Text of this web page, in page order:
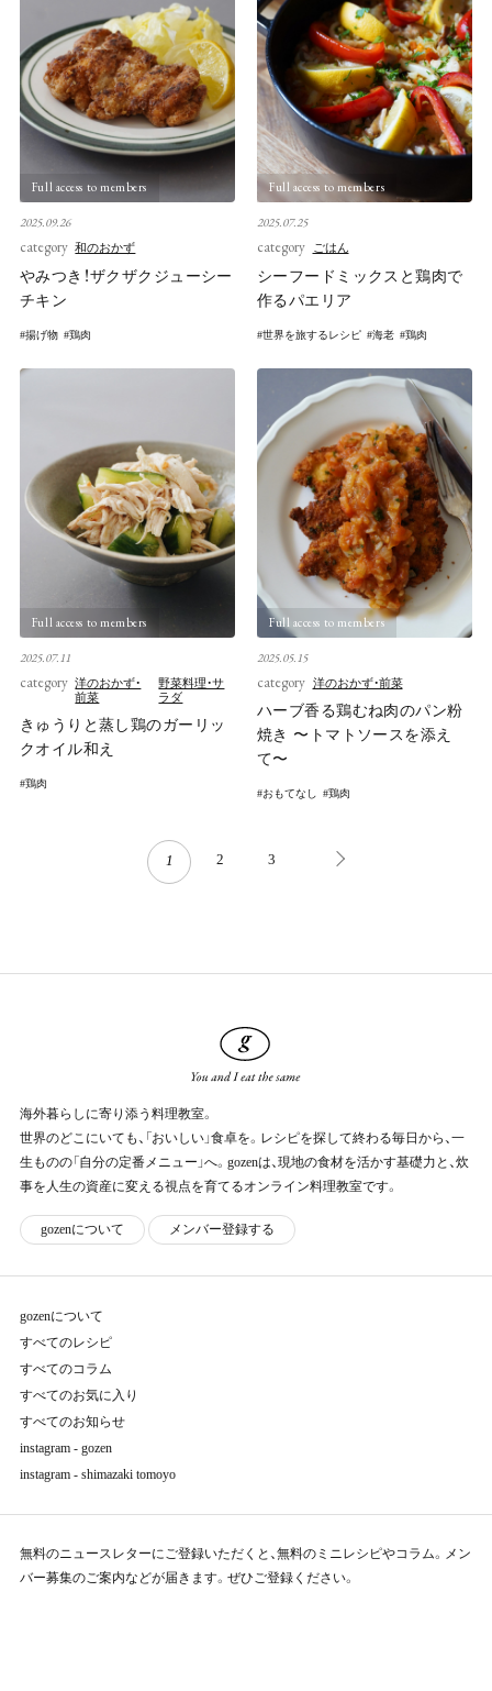
Full access to members
2025.09.26
category 和のおかず
やみつき！ザクザクジューシー
チキン
揚げ物 鶏肉
Full access to members
2025.07.25
category ごはん
シーフードミックスと鶏肉で
作るパエリア
世界を旅するレシピ 海老 鶏肉
Full access to members
2025.07.11
category 洋のおかず・
前菜
野菜料理・サ
ラダ
きゅうりと蒸し鶏のガーリッ
クオイル和え
鶏肉
Full access to members
2025.05.15
category 洋のおかず・前菜
ハーブ香る鶏むね肉のパン粉
焼き 〜トマトソースを添え
て〜
おもてなし 鶏肉
1 2 3
海外暮らしに寄り添う料理教室。
世界のどこにいても、「おいしい」食卓を。レシピを探して終わる毎日から、一
生ものの「自分の定番メニュー」へ。gozenは、現地の食材を活かす基礎力と、炊
事を人生の資産に変える視点を育てるオンライン料理教室です。
gozenについて メ ンバー登録する
gozenについて
すべてのレシピ
すべてのコラム
すべてのお気に入り
すべてのお知らせ
instagram - gozen
instagram - shimazaki tomoyo
無料のニュースレターにご登録いただくと、無料のミニレシピやコラム。メン
バー募集のご案内などが届きます。ぜひご登録ください。